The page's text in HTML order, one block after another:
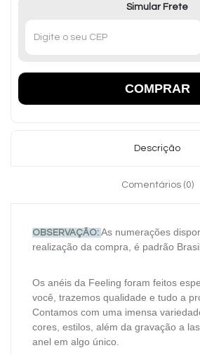
Simular Frete
COMPRAR
Descrição
Comentários (0)
OBSERVAÇÃO: As numerações
realização da compra, é padrão
Os anéis da Feeling foram feitos
você, trazemos qualidade e tudo a
Contamos com uma imensa
cores, estilos, além da gravação a
anel em algo único.